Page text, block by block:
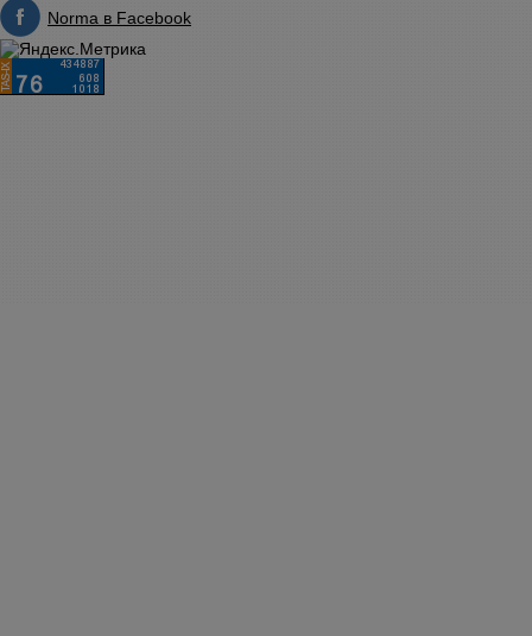
Norma в Facebook